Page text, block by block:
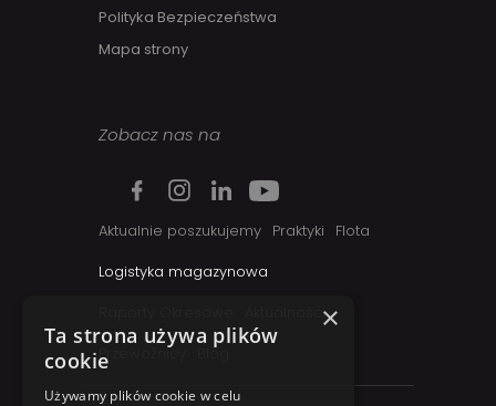
Polityka Bezpieczeństwa
Mapa strony
Zobacz nas na
Aktualnie poszukujemy Praktyki
Flota
Logistyka magazynowa
Aktualności
Przewoźnicy
Blog
×
Ta strona używa plików
cookie
Używamy plików cookie w celu